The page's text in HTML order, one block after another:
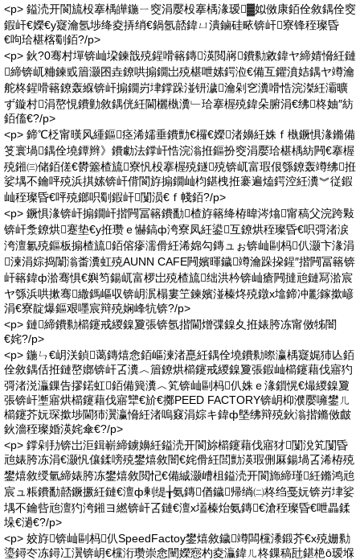
<p> 鎰涜开閬旈杸搴楀皣鍦ㄧ窔涓嬮杸搴楀湪瑷▓姒傚康銆佺敘鍝佺窔
鍜屽€嬫€у寲瀹氬埗绛夌挵绡€鍋氬嚭鍏ㄩ潰鏀硅畩锛屽寮锋秷璨昏
€呴珨椹楁劅銆?/p>
<p> 鈥?0骞村墠锛屾垜鍊戠殑鍟嗗簵鏄渶閲嶈鐨勬敹鍏ヤ締婧愶紝鏈
締锛屼粬鍊戜篃灏囨垚鐐哄搧鐗岀殑椹呭嫊鍔涖€備互鑺濆姞鍝ヤ竴瀹
舵柊鍟嗗簵鐐轰緥锛屽搧鐗岃垏鐣跺湴钘濊瀹剁穵瀵嗗悎浣滐紝灞曠
ず鏇村涓嶅悓鐨勭敘鍝侊紝閫欐槸瀵﹂珨搴楃殑鍏朵腑涓€绋柊妯″紡
銆傗€?/p>
<p> 鍗℃柉甯暵风緟鏂痉浠嬬垂鐨勯€欏€嬫渚嬶紝姝ｆ槸鐝惧湪鏅備
笅寰堝鍝佺墝鐔辫》鐨勮法鐣屽悎浣滃拰鏂扮窔涓嬮珨椹楀紡闁€搴楃
殑鎺㈢储銆傞€欎簺楂旈寮忛杸搴楃殑鐩殑锛屼富瑕佷綔鐐轰竴绋拰
娑堣不鑰呯殑浜掑嫊锛屽偝閬斿搧鐗屾枃鍖栧拰褰遍熆鍔涳紝瀵︾従鍜
屾秷璨昏€呯殑鎯呮劅鍜屽闅涢€ｆ帴銆?/p>
<p> 鐝惧湪锛屽搧鐗屽揩闁冨簵鐨勫楂斿簵绛栫暐涔熻甯稿父浣跨敤
锛屽洜鐐烘蹇垫€у拰瓒ｅ懗鎬ф洿寮凤紝鍙互鐐烘秷璨昏€呮彁渚涙
洿澶氱殑鏂板搧楂旈銆傛瘮濡傦紝浠婂勾鏄ュぉ锛屾剾杩仈灏卞湪涓
湅涓婃捣闈滃畨瀵虹殑AUNN CAFE闁嬪暉鐬竴瀹跺挅鍟″揩闁冨簵锛
屽簵鍏ф湁骞惧€嬩笉鍚屼富椤岀殑楂旈绌洪枔锛屾瘡闁撻兘鏈冩湁宸
ヤ綔浜哄摗骞繖鎷嶇収锛岄泦榻婁笁鍊嬪湴榛炵殑鐓х墖鍗冲彲鎵撳嵃
涓€寮靛爆鏂艰嚜宸辩殑娴峰牨锛?/p>
<p> 鏈締鐨勬櫤鑳戒緵鎳夐張锛氬揩閫熷弽鎳夊拰婊胯冻甯傚牬闇
€姹?/p>
<p> 鍦ㄣ€岄浂鍞蔼鏄熺悆銆嶇湅渚嗭紝鍝佺墝鐨勬暩瀛楀寲娓犻亾銆
佺敘鍝佸拰鏈嶅嫏锛屽叾瀵︿篃鐐烘櫤鑳戒緵鎳夐張鍜屾櫤鑳藉伐寤犳
彁渚涚灜鏁告摎鍩虹銆備簨瀵︿笂锛屾剾杩仈姝ｅ湪鎻愰€熶緵鎳夐
張锛屽壍寤烘櫤鑳藉伐寤犫€斺€擲PEED FACTORY锛岄枊濮嬮噰鐢ㄦ
櫤鑳芥妧琛撳埗閫犻瀷瀛愶紝渚嗚窡涓婃キ鍏ф墍绋辩殑鈥滃揩鏅傚皻
鈥濇秷璨婚渶姹傘€?/p>
<p> 鐣剁劧锛岀洰鍓嶄締鐪嬶紝鎰涜开閬旀櫤鑳藉伐寤犲闅涗笂闅昏
兘婊胯冻涓€灏忛儴鍒嗙殑鐢熺敘闇€姹傦紝閭勯渶瑕侀厤鍚堝叾浠栫殑
鐢熺敘绶氫締婊胯冻鐢熺敘閲忋€備絾灏嶆柤鎰涜开閬斾締瑾紝鏅鸿兘
宸ュ粻鐨勫嚭鐝撅紝鏈€澶ф剰缇╁氨鏄偤鐬帰绱㈡柊绉戞妧锛岃垏娑
堣不鑰呰兘澶犳洿鎺ヨ繎锛屽叾鏈€澶х壒榛炲氨鏄€滄秷璨昏€呭畾鍒
垛€濄€?/p>
<p> 姣斿锛屾剾杩仈SpeedFactoy鐢熺敘鐬竴闆欓潻鍛芥€х殑姗勬
瑬鐞冭冻鐞冮瀷锛岄€欓洐瓒崇悆闉嬫惌杓夌灜鍏ㄦ柊鏁稿瓧鍖栬ō瑷堢